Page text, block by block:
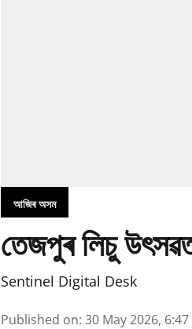
আজিৰ অসম
তেজপুৰ লিচু
Sentinel Digital Desk
Published on: 30 May 2026,